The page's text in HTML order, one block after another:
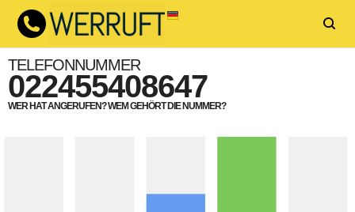
TELEFONNUMMER
022455408647
WER HAT ANGERUFEN? WEM GEHÖRT DIE NUMMER?